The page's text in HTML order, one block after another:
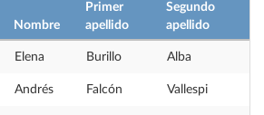
Nombre
Primer
apellido
Segundo
apellido
Elena Burillo Alba
Andrés Falcón Vallespi